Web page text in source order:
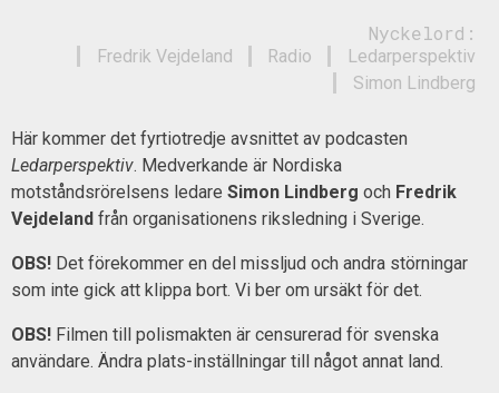
Nyckelord:
Ledarperspektiv
Radio
Fredrik Vejdeland
Simon Lindberg
Här kommer det fyrtiotredje avsnittet av podcasten
Ledarperspektiv. Medverkande är Nordiska
motståndsrörelsens ledare Simon Lindberg och Fredrik
Vejdeland från organisationens riksledning i Sverige.
OBS! Det förekommer en del missljud och andra störningar
som inte gick att klippa bort. Vi ber om ursäkt för det.
OBS! Filmen till polismakten är censurerad för svenska
användare. Ändra plats-inställningar till något annat land.